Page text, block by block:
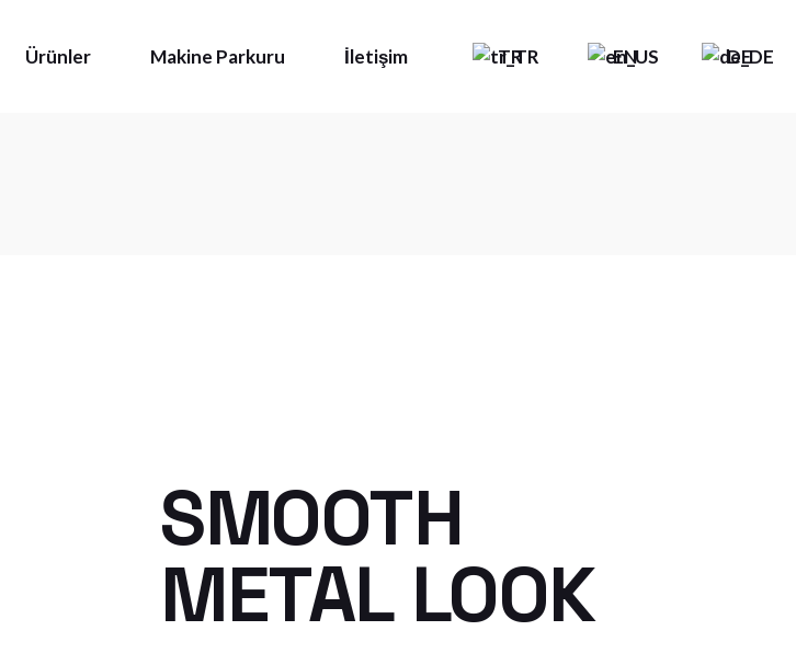
Ürünler Makine Parkuru İletişim TR EN DE
SMOOTH
METAL LOOK